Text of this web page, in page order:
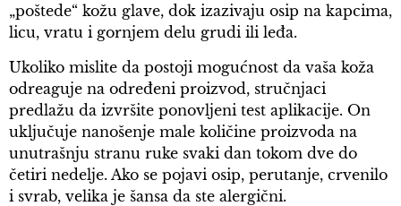
„poštede“ kožu glave, dok izazivaju osip na kapcima,
licu, vratu i gornjem delu grudi ili leđa.
Ukoliko mislite da postoji mogućnost da vaša koža
odreaguje na određeni proizvod, stručnjaci
predlažu da izvršite ponovljeni test aplikacije. On
uključuje nanošenje male količine proizvoda na
unutrašnju stranu ruke svaki dan tokom dve do
četiri nedelje. Ako se pojavi osip, perutanje, crvenilo
i svrab, velika je šansa da ste alergični.